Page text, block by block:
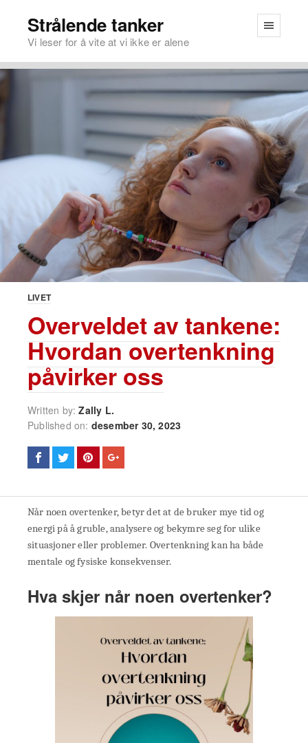
Strålende tanker
Vi leser for å vite at vi ikke er alene
LIVET
Overveldet av tankene:
Hvordan overtenkning
påvirker oss
Written by:Zally L.
Published on: desember 30, 2023
Når noen overtenker, betyr det at de bruker mye tid og
energi på å gruble, analysere og bekymre seg for ulike
situasjoner eller problemer. Overtenkning kan ha både
mentale og fysiske konsekvenser.
Hva skjer når noen overtenker?